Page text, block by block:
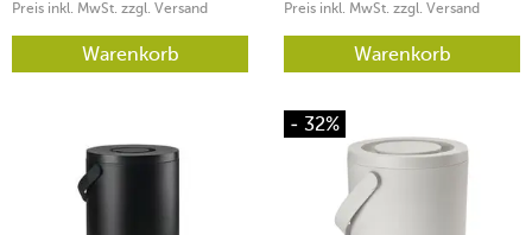
Preis inkl. MwSt. zzgl. Versand
Warenkorb
Preis inkl. MwSt. zzgl. Versand
Warenkorb
- 32%